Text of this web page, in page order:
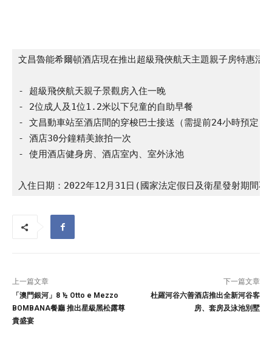
文昌魯能希爾頓酒店現在推出超級飛俠航天主題親子房特惠活
- 超級飛俠航天親子景觀房入住一晚
- 2位成人及1位1.2米以下兒童的自助早餐
- 文昌動車站至酒店間的穿梭巴士接送（需提前24小時預定）
- 酒店30分鐘精美旅拍一次
- 使用酒店健身房、酒店室內、室外泳池
入住日期：2022年12月31日(國家法定假日及衛星發射期間不
上一篇文章
「澳門銀河」8 ½ Otto e Mezzo
BOMBANA餐廳 推出星級黑松露尊
貴盛宴
下一篇文章
杜羅河谷六善酒店推出全新河谷客
房、套房及泳池別墅